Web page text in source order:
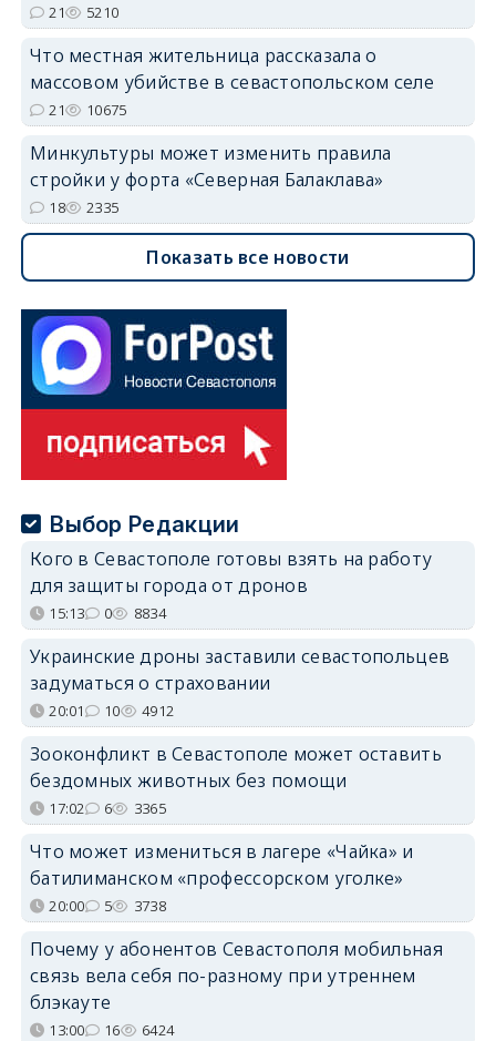
21 5210
Что местная жительница рассказала о
массовом убийстве в севастопольском селе
21 10675
Минкультуры может изменить правила
стройки у форта «Северная Балаклава»
18 2335
Показать все новости
Выбор Редакции
Кого в Севастополе готовы взять на работу
для защиты города от дронов
15:13 0 8834
Украинские дроны заставили севастопольцев
задуматься о страховании
20:01 10 4912
Зооконфликт в Севастополе может оставить
бездомных животных без помощи
17:02 6 3365
Что может измениться в лагере «Чайка» и
батилиманском «профессорском уголке»
20:00 5 3738
Почему у абонентов Севастополя мобильная
связь вела себя по-разному при утреннем
блэкауте
13:00 16 6424